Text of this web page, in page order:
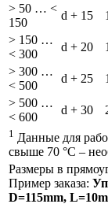
> 50 … <
150
d + 15
> 150 …
< 300
d + 20
> 300 …
< 500
d + 25
> 500 …
< 600
d + 30
1 Данные для
свыше 70 °C –
Размеры в
Пример заказа:
D=115mm,